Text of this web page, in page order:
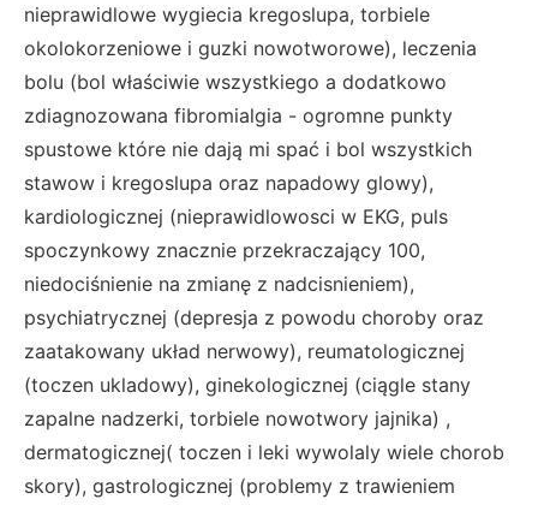
nieprawidlowe wygiecia kregoslupa, torbiele
okolokorzeniowe i guzki nowotworowe), leczenia
bolu (bol właściwie wszystkiego a dodatkowo
zdiagnozowana fibromialgia - ogromne punkty
spustowe które nie dają mi spać i bol wszystkich
stawow i kregoslupa oraz napadowy glowy),
kardiologicznej (nieprawidlowosci w EKG, puls
spoczynkowy znacznie przekraczający 100,
niedociśnienie na zmianę z nadcisnieniem),
psychiatrycznej (depresja z powodu choroby oraz
zaatakowany układ nerwowy), reumatologicznej
(toczen ukladowy), ginekologicznej (ciągle stany
zapalne nadzerki, torbiele nowotwory jajnika) ,
dermatogicznej( toczen i leki wywolaly wiele chorob
skory), gastrologicznej (problemy z trawieniem